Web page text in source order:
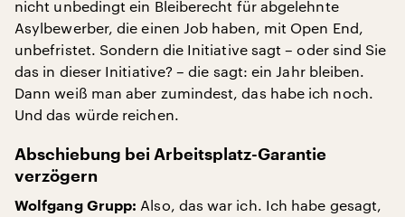
nicht unbedingt ein Bleiberecht für abgelehnte
Asylbewerber, die einen Job haben, mit Open End,
unbefristet. Sondern die Initiative sagt – oder sind Sie
das in dieser Initiative? – die sagt: ein Jahr bleiben.
Dann weiß man aber zumindest, das habe ich noch.
Und das würde reichen.
Abschiebung bei Arbeitsplatz-Garantie
verzögern
Wolfgang Grupp: Also, das war ich. Ich habe gesagt,